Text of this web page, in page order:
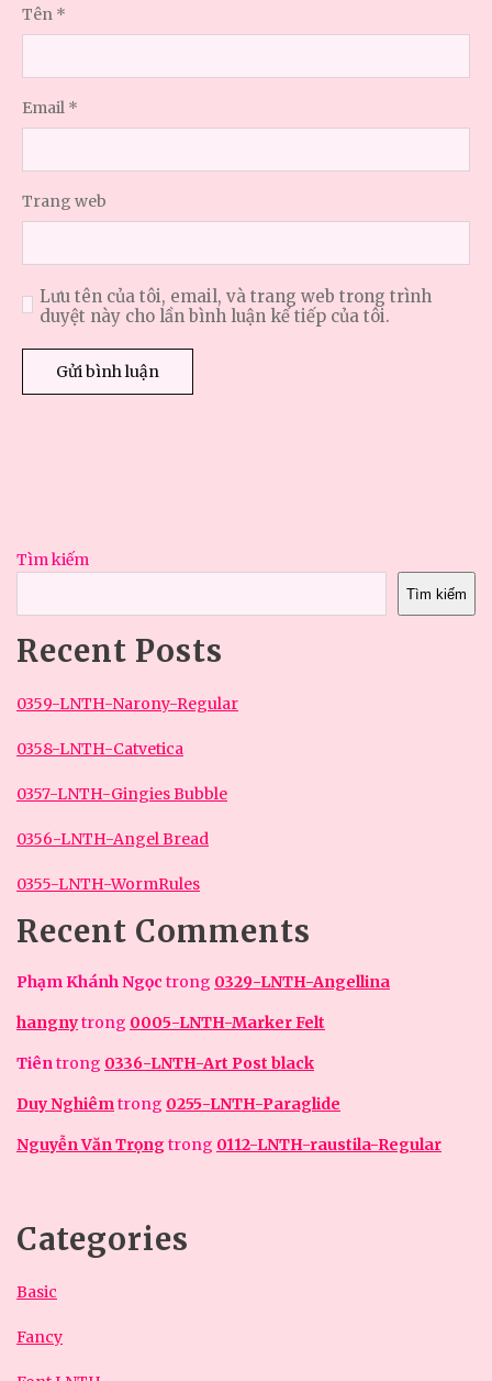
Tên *
Email *
Trang web
Lưu tên của tôi, email, và trang web trong trình
duyệt này cho lần bình luận kế tiếp của tôi.
Tìm kiếm
Tìm kiếm
Recent Posts
0359-LNTH-Narony-Regular
0358-LNTH-Catvetica
0357-LNTH-Gingies Bubble
0356-LNTH-Angel Bread
0355-LNTH-WormRules
Recent Comments
Phạm Khánh Ngọc trong 0329-LNTH-Angellina
hangnytrong 0005-LNTH-Marker Felt
Tiêntrong 0336-LNTH-Art Post black
Duy Nghiêmtrong 0255-LNTH-Paraglide
Nguyễn Văn Trọngtrong 0112-LNTH-raustila-Regular
Categories
Basic
Fancy